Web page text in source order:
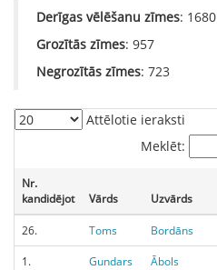
Derīgas vēlēšanu zīmes: 1680
Grozītās zīmes: 957
Negrozītās zīmes: 723
Attēlotie ieraksti
Meklēt:
Nr.
kandidējot
Vārds Uzvārds
26. Toms Bordāns
1.
Gundars Ābols